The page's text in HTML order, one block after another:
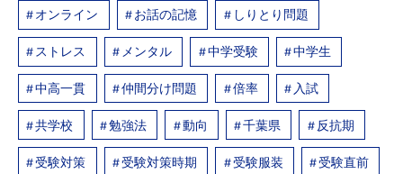
オンライン お話の記憶 しりとり問題
ストレス メンタル 中学受験 中学生
中高一貫 仲間分け問題 倍率 入試
共学校 勉強法 動向 千葉県 反抗期
受験対策 受験対策時期 受験服装 受験直前